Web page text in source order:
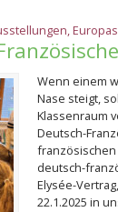
,
Wenn einem
Nase steigt,
Klassenraum
Deutsch-
französischen
deutsch-
Elysée-
22.1.2025 in